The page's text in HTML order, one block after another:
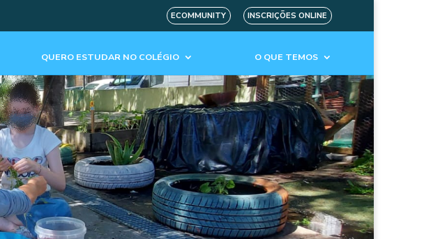
ECOMMUNITY INSCRIÇÕES ONLINE
QUERO ESTUDAR NO COLÉGIO O QUE TEMOS